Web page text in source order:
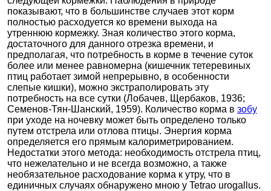
показывают, что в большинстве случаев этот корм
полностью расходуется ко времени выхода на
утреннюю кормежку. Зная количество этого корма,
достаточного для данного отрезка времени, и
предполагая, что потребность в корме в течение суток
более или менее равномерна (кишечник тетеревиных
птиц работает зимой непрерывно, в особенности
слепые кишки), можно экстраполировать эту
потребность на все сутки (Лобачев, Щербаков, 1936;
Семенов-Тян-Шанский, 1959). Количество корма в зобу
при уходе на ночевку может быть определено только
путем отстрела или отлова птицы. Энергия корма
определяется его прямым калориметрированием.
Недостатки этого метода: необходимость отстрела птиц,
что нежелательно и не всегда возможно, а также
необязательное расходование корма к утру, что в
единичных случаях обнаружено мною у Tetrao urogallus.